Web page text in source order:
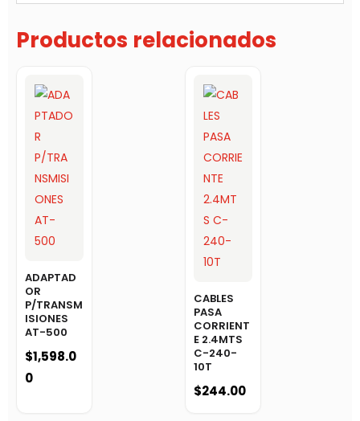
Productos relacionados
ADAPTAD
OR
P/TRANSM
ISIONES
AT-500
$1,598.0
0
CABLES
PASA
CORRIENT
E 2.4MTS
C-240-
10T
$244.00